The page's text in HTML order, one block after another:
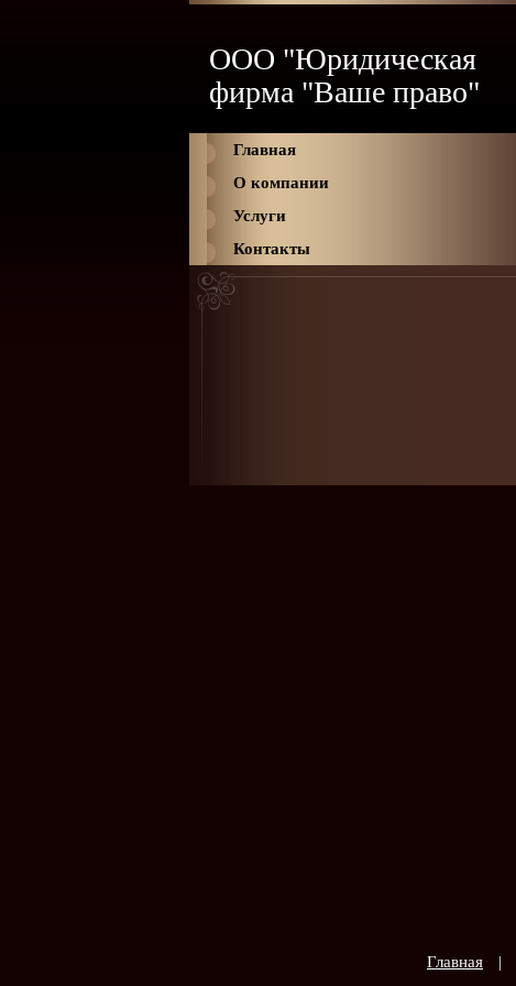
ООО "Юридическая
фирма "Ваше право"
Главная
О компании
Услуги
Контакты
Главная |